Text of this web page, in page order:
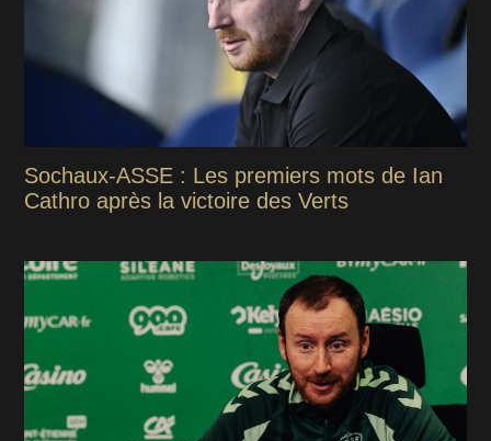
Sochaux-ASSE : Les premiers mots de Ian
Cathro après la victoire des Verts